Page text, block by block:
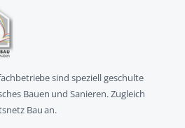
sind speziell geschulte
Bauen und Sanieren. Zugleich
Bau an.